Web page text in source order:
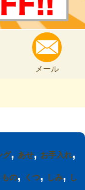
メール
グ, あせ, お手入れ,
もの, くつ, しみ, し